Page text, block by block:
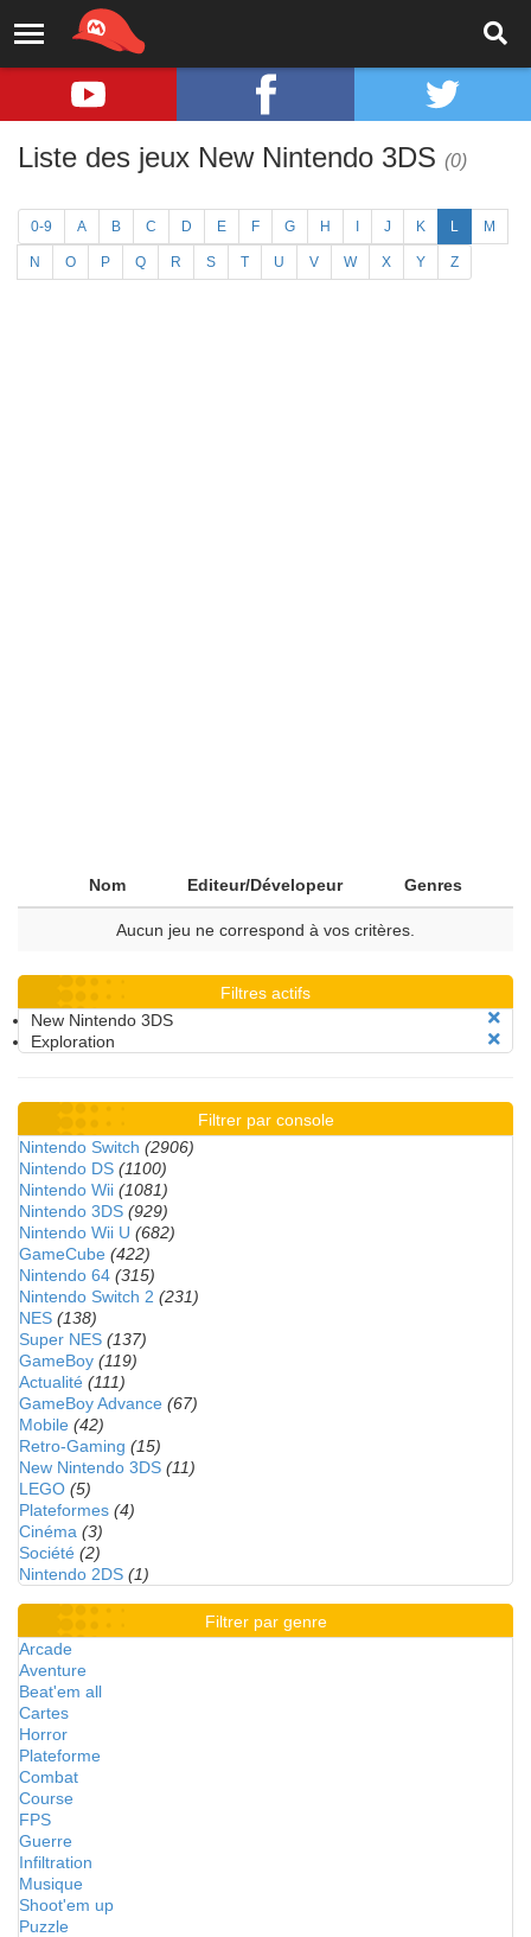
Liste des jeux New Nintendo 3DS (0)
0-9 A B C D E F G H J K L M
N O P Q R S T U V W X Y Z
Nom Editeur/Dévelopeur Genres
Aucun jeu ne correspond à vos critères.
Filtres actifs
New Nintendo 3DS
Exploration
Filtrer par console
Nintendo Switch (2906)
Nintendo DS (1100)
Nintendo Wii (1081)
Nintendo 3DS (929)
Nintendo Wii U (682)
GameCube (422)
Nintendo 64 (315)
Nintendo Switch 2 (231)
NES (138)
Super NES (137)
GameBoy (119)
Actualité (111)
GameBoy Advance (67)
Mobile (42)
Retro-Gaming (15)
New Nintendo 3DS (11)
LEGO (5)
Plateformes (4)
Cinéma (3)
Société (2)
Nintendo 2DS (1)
Filtrer par genre
Arcade
Aventure
Beat'em all
Cartes
Horror
Plateforme
Combat
Course
FPS
Guerre
Infiltration
Musique
Shoot'em up
Puzzle